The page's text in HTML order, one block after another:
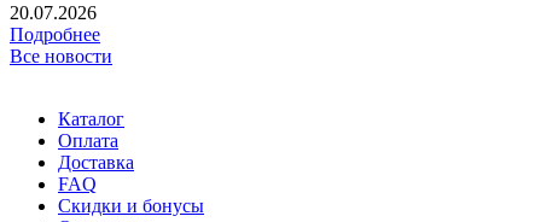
20.07.2026
Подробнее
Все новости
Каталог
Оплата
Доставка
FAQ
Скидки и бонусы